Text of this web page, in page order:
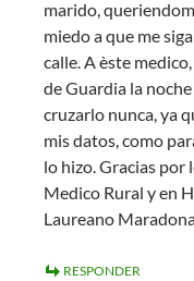
marido,
miedo a que me
calle. A èste
de Guardia la
cruzarlo nunca, ya
mis datos, como
lo hizo. Gracias por
Medico Rural y en
Laureano
RESPONDER